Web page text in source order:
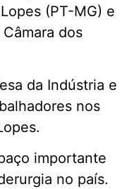
(PT-MG) e
dos
da Indústria e
nos
importante
no país.